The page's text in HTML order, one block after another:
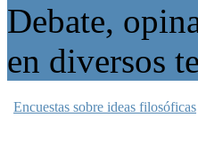
Debate,
en diversos
Encuestas sobre ideas filosóficas